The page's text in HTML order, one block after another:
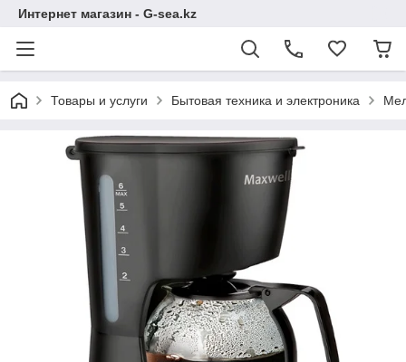
Интернет магазин - G-sea.kz
Товары и услуги Бытовая техника и электроника